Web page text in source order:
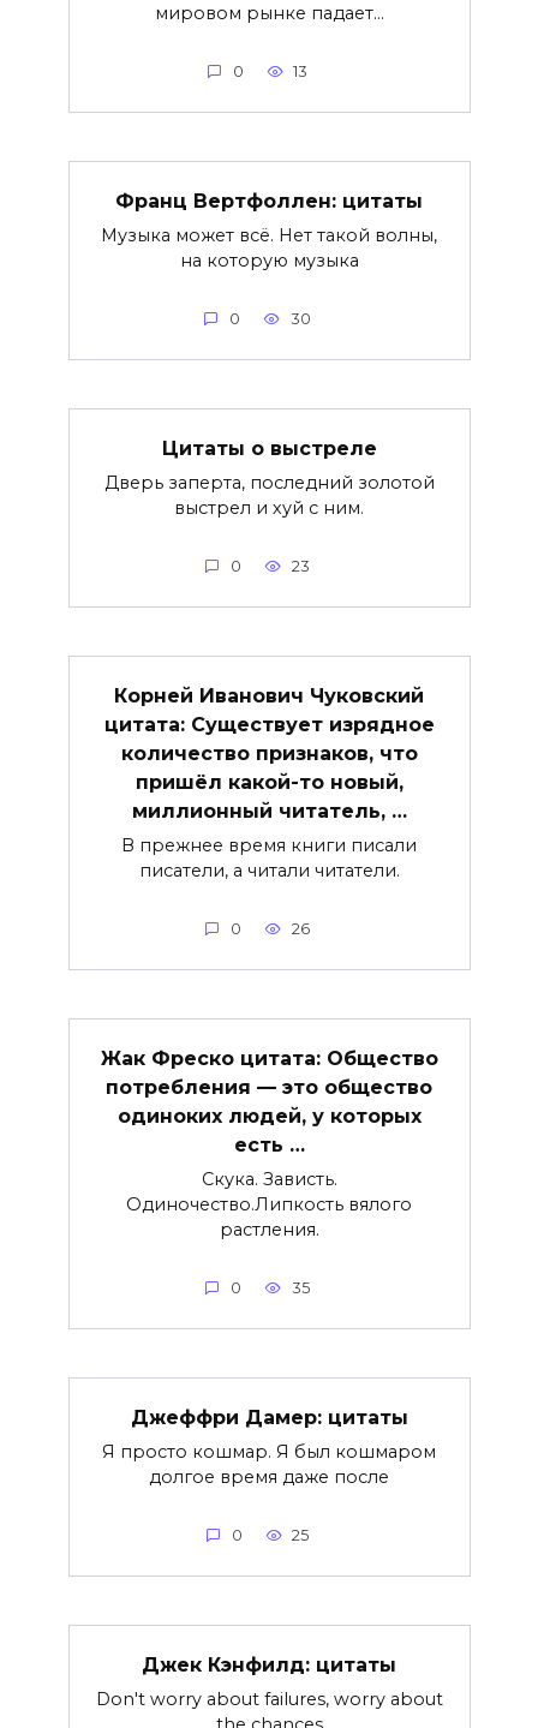
мировом рынке падает…
0 13
Франц Вертфоллен: цитаты
Музыка может всё. Нет такой волны,
на которую музыка
0 30
Цитаты о выстреле
Дверь заперта, последний золотой
выстрел и хуй с ним.
0 23
Корней Иванович Чуковский
цитата: Существует изрядное
количество признаков, что
пришёл какой-то новый,
миллионный читатель, …
В прежнее время книги писали
писатели, а читали читатели.
0 26
Жак Фреско цитата: Общество
потребления — это общество
одиноких людей, у которых
есть …
Скука. Зависть.
Одиночество.Липкость вялого
растления.
0 35
Джеффри Дамер: цитаты
Я просто кошмар. Я был кошмаром
долгое время даже после
0 25
Джек Кэнфилд: цитаты
Don't worry about failures, worry about